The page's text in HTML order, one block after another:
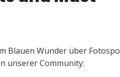
Blauen Wunder über
unserer Community: